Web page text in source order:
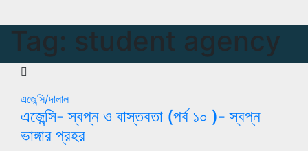
Tag: student agency
এজেন্সি/দালাল
এজেন্সি- স্বপ্ন ও বাস্তবতা (পর্ব ১০ )- স্বপ্ন
ভাঙ্গার প্রহর